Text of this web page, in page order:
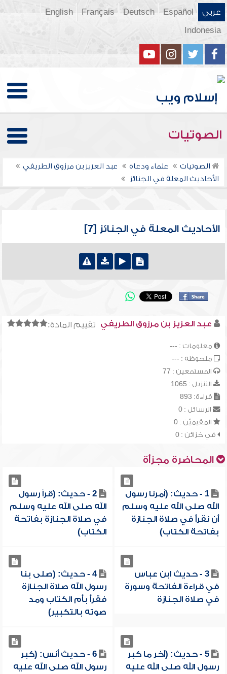
عربي Español
Deutsch
Français
English
Indonesia
الصوتيات
الصوتيات علماء ودعاة
عبد العزيز بن مرزوق الطريفي
الأحاديث المعلة في الجنائز
الأحاديث المعلة في الجنائز [7]
تقييم المادة: عبد العزيز بن مرزوق الطريفي
معلومات : ---
ملحوظة : ---
المستمعين : 77
التنزيل : 1065
قراءة: 893
الرسائل : 0
المقيميّن : 0
في خزائن : 0
المحاضرة مجزأة
1 - حديث: (أمرنا رسول
الله صلى الله عليه وسلم
أن نقرأ في صلاة الجنازة
بفاتحة الكتاب)
2 - حديث: (قرأ رسول
الله صلى الله عليه وسلم
في صلاة الجنازة بفاتحة
الكتاب)
3 - حديث ابن عباس
في قراءة الفاتحة وسورة
في صلاة الجنازة
4 - حديث: (صلى بنا
رسول الله صلاة الجنازة
فقرأ بأم الكتاب ومد
صوته بالتكبير)
5 - حديث: (آخر ما كبر
رسول الله صلى الله عليه
6 - حديث أنس: (كبر
رسول الله صلى الله عليه